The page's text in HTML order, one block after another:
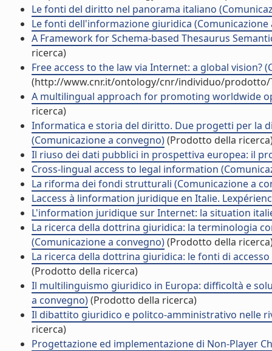
Le fonti del diritto nel panorama italiano
Le fonti dell'informazione giuridica (Comunicazione
A Framework for Schema-based Thesaurus
ricerca)
Free access to the law via Internet: a global vision?
(http://www.cnr.it/ontology/cnr/individuo/prodotto/
A multilingual approach for promoting worldwide
ricerca)
Informatica e storia del diritto. Due progetti per la
(Comunicazione a convegno)(Prodotto della
Il riuso dei dati pubblici in prospettiva europea: il
Cross-lingual access to legal information
La riforma dei fondi strutturali (Comunicazione a
Laccess à linformation juridique en Italie.
L'information juridique sur Internet: la situation
La ricerca della dottrina giuridica: la terminologia
(Comunicazione a convegno)(Prodotto della
La ricerca della dottrina giuridica: le fonti di
(Prodotto della ricerca)
Il multilinguismo giuridico in Europa: difficoltà e
a convegno)(Prodotto della ricerca)
Il dibattito giuridico e politco-amministrativo nelle
ricerca)
Progettazione ed implementazione di Non-Player